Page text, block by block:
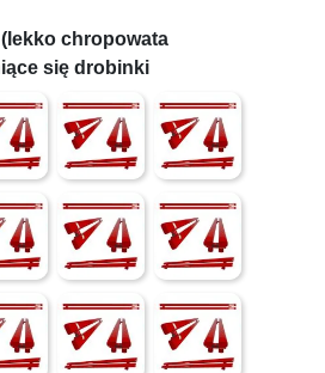
(lekko chropowata powierzchnia)
połysk (gładki)
Antracyt struktura (lekko
Grafit ( gładki z
)
struktura (lekko chropowata
Czarny połysk ( gładki )
Czerwony połysk (
chropowata powierzchnia)
Rose ( złoty róż - gładki )
QUARTZ I struktura (lekko
4 LUTY ( mieniące